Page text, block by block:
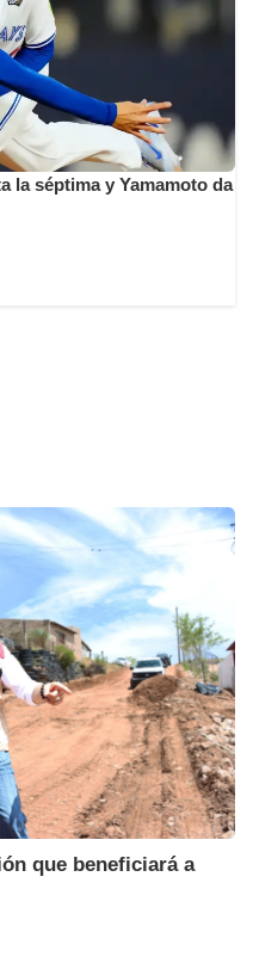
la séptima y Yamamoto da
que beneficiará a